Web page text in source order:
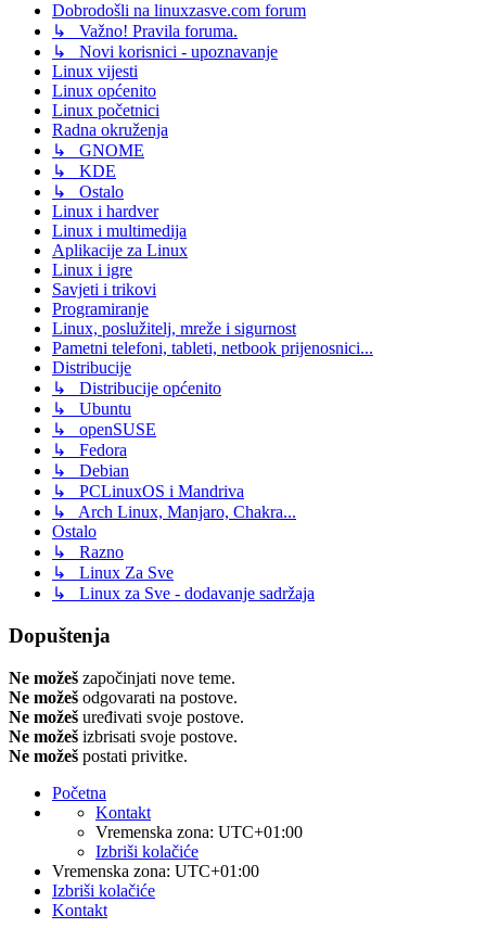
Dobrodošli na linuxzasve.com forum
↳ Važno! Pravila foruma.
↳ Novi korisnici - upoznavanje
Linux vijesti
Linux općenito
Linux početnici
Radna okruženja
↳ GNOME
↳ KDE
↳ Ostalo
Linux i hardver
Linux i multimedija
Aplikacije za Linux
Linux i igre
Savjeti i trikovi
Programiranje
Linux, poslužitelj, mreže i sigurnost
Pametni telefoni, tableti, netbook prijenosnici...
Distribucije
↳ Distribucije općenito
↳ Ubuntu
↳ openSUSE
↳ Fedora
↳ Debian
↳ PCLinuxOS i Mandriva
↳ Arch Linux, Manjaro, Chakra...
Ostalo
↳ Razno
↳ Linux Za Sve
↳ Linux za Sve - dodavanje sadržaja
Dopuštenja
Ne možeš započinjati nove teme.
Ne možeš odgovarati na postove.
Ne možeš uređivati svoje postove.
Ne možeš izbrisati svoje postove.
Ne možeš postati privitke.
Početna
Kontakt
Vremenska zona: UTC+01:00
Izbriši kolačiće
Vremenska zona: UTC+01:00
Izbriši kolačiće
Kontakt